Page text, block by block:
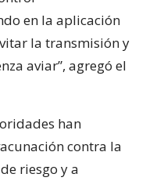
en la aplicación
la transmisión y
aviar”, agregó el
han
contra la
riesgo y a